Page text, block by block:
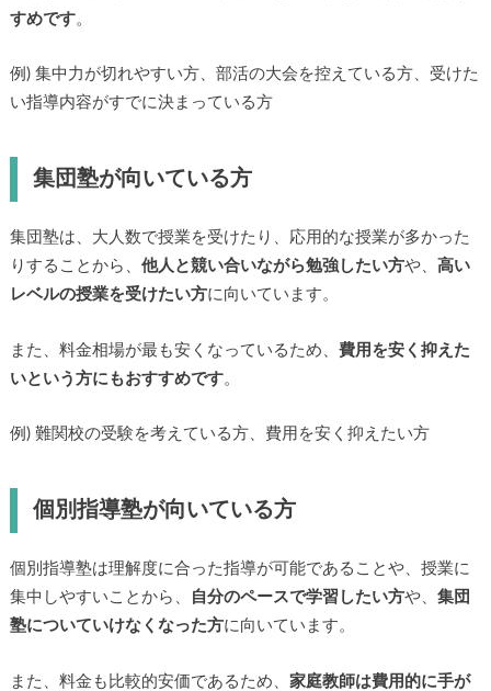
すめです。
例) 集中力が切れやすい方、部活の大会を控えている方、受けた
い指導内容がすでに決まっている方
集団塾が向いている方
集団塾は、大人数で授業を受けたり、応用的な授業が多かった
りすることから、 他人と競い合いながら勉強したい方や、 高い
レベルの授業を受けたい方に向いています。
また、料金相場が最も安くなっているため、 費用を安く抑えた
いという方にもおすすめです。
例) 難関校の受験を考えている方、費用を安く抑えたい方
個別指導塾が向いている方
個別指導塾は理解度に合った指導が可能であることや、授業に
集中しやすいことから、
自分のペースで学習したい方や、 集団
塾についていけなくなった方に向いています。
また、料金も比較的安価であるため、 家庭教師は費用的に手が